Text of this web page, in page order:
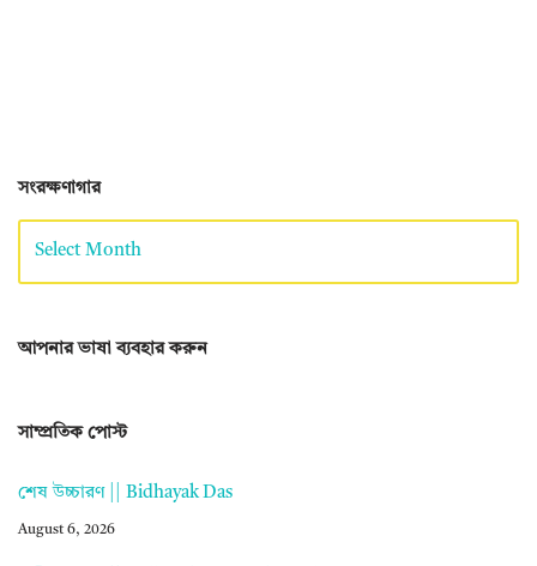
সংরক্ষণাগার
আপনার ভাষা ব্যবহার করুন
সাম্প্রতিক পোস্ট
শেষ উচ্চারণ || Bidhayak Das
August 6, 2026